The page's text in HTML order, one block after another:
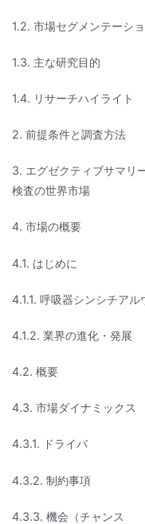
1.2. 市場セグメンテーシ
1.3. 主な研究目的
1.4. リサーチハイライト
2. 前提条件と調査方法
3. エグゼクティブサマリ
検査の世界市場
4. 市場の概要
4.1. はじめに
4.1.1. 呼吸器シンシチア
4.1.2. 業界の進化・発展
4.2. 概要
4.3. 市場ダイナミックス
4.3.1. ドライバ
4.3.2. 制約事項
4.3.3. 機会（チャンス